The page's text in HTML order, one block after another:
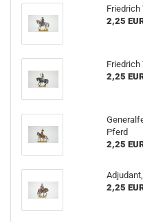
2,25
Friedrich
2,25
Pferd
2,25
2,25